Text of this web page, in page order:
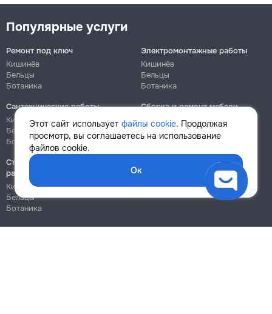
Этот сайт использует файлы cookie. Продолжая
просмотр, вы соглашаетесь на использование
файлов cookie.
Ок
Популярные услуги
Ремонт под ключ
Кишинёв
Бельцы
Ботаника
Электромонтажные работы
Кишинёв
Бельцы
Ботаника
Сантехнические работы
Кишинёв
Бельцы
Ботаника
Сборка и ремонт мебели
Кишинёв
Ботаника
Строительно-монтажные
работы
Кишинёв
Бельцы
Ботаника